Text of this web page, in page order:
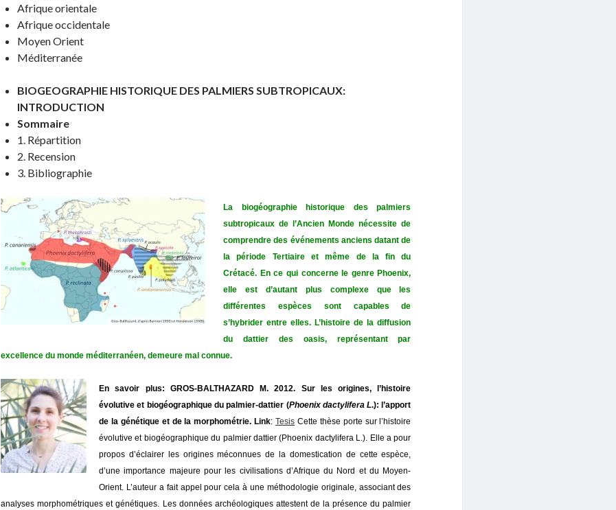
Afrique orientale
Afrique occidentale
Moyen Orient
Méditerranée
BIOGEOGRAPHIE HISTORIQUE DES PALMIERS SUBTROPICAUX:
INTRODUCTION
Sommaire
1. Répartition
2. Recension
3. Bibliographie
La biogéographie historique des palmiers
subtropicaux de l’Ancien Monde nécessite de
comprendre des événements anciens datant de
la période Tertiaire et même de la fin du
Crétacé. En ce qui concerne le genre Phoenix,
elle est d’autant plus complexe que les
différentes espèces sont capables de
s’hybrider entre elles. L’histoire de la diffusion
du dattier des oasis, représentant par
excellence du monde méditerranéen, demeure mal connue.
En savoir plus: GROS-BALTHAZARD M. 2012. Sur les origines, l’histoire
évolutive et biogéographique du palmier-dattier (Phoenix dactylifera L.): l’apport
de la génétique et de la morphométrie. Link:Tesis Cette thèse porte sur l’histoire
évolutive et biogéographique du palmier dattier (Phoenix dactylifera L.). Elle a pour
propos d’éclairer les origines méconnues de la domestication de cette espèce,
d’une importance majeure pour les civilisations d’Afrique du Nord et du Moyen-
Orient. L’auteur a fait appel pour cela à une méthodologie originale, associant des
analyses morphométriques et génétiques. Les données archéologiques attestent de la présence du palmier